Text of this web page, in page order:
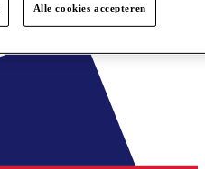
Alle cookies accepteren